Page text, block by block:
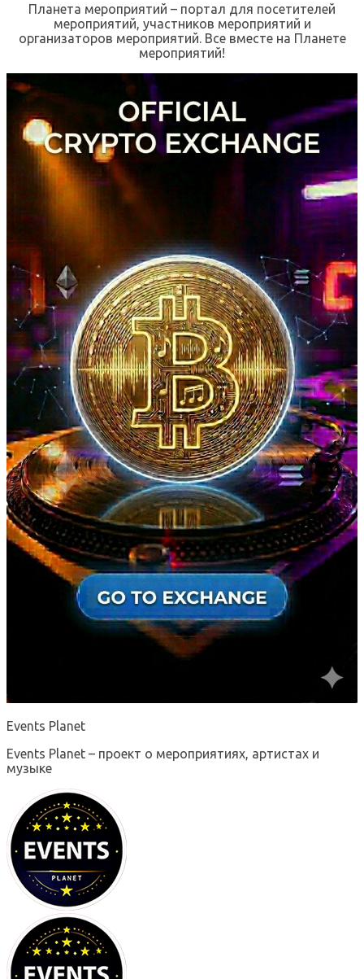
Планета мероприятий – портал для посетителей
мероприятий, участников мероприятий и
организаторов мероприятий. Все вместе на Планете
мероприятий!
Events Planet
Events Planet – проект о мероприятиях, артистах и
музыке